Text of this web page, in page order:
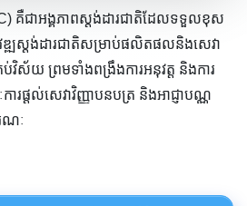
គឺជាអង្គភាពស្តង់ដារជាតិដែលទទួលខុស
ឌ្ឍស្តង់ដារជាតិសម្រាប់ផលិតផលនិងសេវា
វិស័យ ព្រមទាំងពង្រឹងការអនុវត្ត និងការ
ារផ្តល់សេវាវិញ្ញាបនបត្រ និងអាជ្ញាបណ្ណ
ណៈ